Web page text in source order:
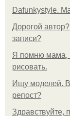
Dafunkystyle.
Дорогой
записи?
Я помню мама,
рисовать.
Ищу моделей. В
репост?
Здравствуйте,